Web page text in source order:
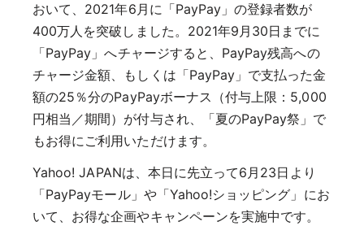
おいて、2021年6月に「PayPay」の登録者数が
400万人を突破しました。2021年9月30日までに
「PayPay」へチャージすると、PayPay残高への
チャージ金額、もしくは「PayPay」で支払った金
額の25％分のPayPayボーナス（付与上限：5,000
円相当／期間）が付与され、「夏のPayPay祭」で
もお得にご利用いただけます。
Yahoo! JAPANは、本日に先立って6月23日より
「PayPayモール」や「Yahoo!ショッピング」にお
いて、お得な企画やキャンペーンを実施中です。